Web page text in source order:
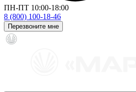
ПН-ПТ 10:00-18:00
8 (800) 100-18-46
Перезвоните мне